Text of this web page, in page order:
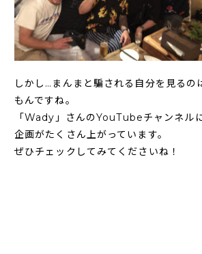
しかし…まんまと騙される自分を見るの
もんですね。
「Wady」さんのYouTubeチャンネル
企画がたくさん上がっています。
ぜひチェックしてみてくださいね！